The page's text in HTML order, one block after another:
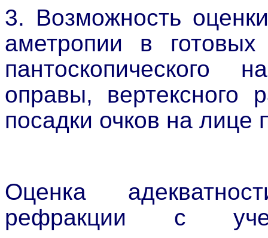
3. Возможность
аметропии в
пантоскопического
оправы, вертексного
посадки очков на лице
Оценка
рефракции с